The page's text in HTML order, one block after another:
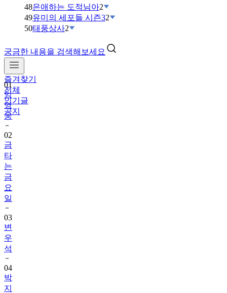
48은애하는 도적님아2
49유미의 세포들 시즌32
50태풍상사2
궁금한 내용을 검색해보세요
즐겨찾기
전체
인기글
공지
01
임
영
웅
02
금
타
는
금
요
일
03
변
우
석
04
박
지